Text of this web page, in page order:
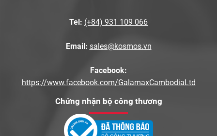
Tel: (+84) 931 109 066
Email: sales@kosmos.vn
Facebook:
https://www.facebook.com/GalamaxCambodiaLtd
Chứng nhận bộ công thương